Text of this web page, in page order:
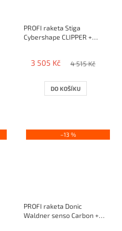
PROFI raketa Stiga
Cybershape CLIPPER +
3 505 Kč 4 515 Kč
DO KOŠÍKU
–13 %
PROFI raketa Donic
Waldner senso Carbon +